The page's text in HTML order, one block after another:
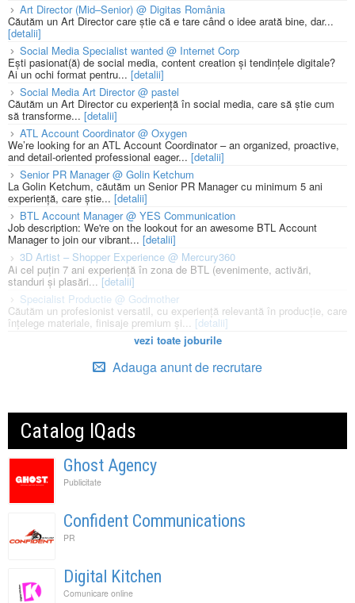
Art Director (Mid–Senior) @ Digitas România
Căutăm un Art Director care știe că e tare când o idee arată bine, dar...
[detalii]
Social Media Specialist wanted @ Internet Corp
Ești pasionat(ă) de social media, content creation și tendințele digitale?
Ai un ochi format pentru... [detalii]
Social Media Art Director @ pastel
Căutăm un Art Director cu experiență în social media, care să știe cum
să transforme... [detalii]
ATL Account Coordinator @ Oxygen
We’re looking for an ATL Account Coordinator – an organized, proactive,
and detail-oriented professional eager... [detalii]
Senior PR Manager @ Golin Ketchum
La Golin Ketchum, căutăm un Senior PR Manager cu minimum 5 ani
experiență, care știe... [detalii]
BTL Account Manager @ YES Communication
Job description: We're on the lookout for an awesome BTL Account
Manager to join our vibrant... [detalii]
3D Artist – Shopper Experience @ Mercury360
Ai cel puțin 7 ani experiență în zona de BTL (evenimente, activări,
standuri și plasări...[detalii]
Specialist Productie @ Godmother
Căutăm un profesionist versatil, cu experiență relevantă în producție, care
înțelege materiale, finisaje premium și... [detalii]
vezi toate joburile
Adauga anunt de recrutare
Catalog IQads
Ghost Agency
Publicitate
Confident Communications
PR
Digital Kitchen
Comunicare online